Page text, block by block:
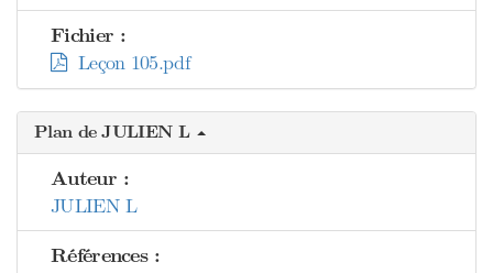
Fichier :
Leçon 105.pdf
Plan de JULIEN L
Auteur :
JULIEN L
Références :